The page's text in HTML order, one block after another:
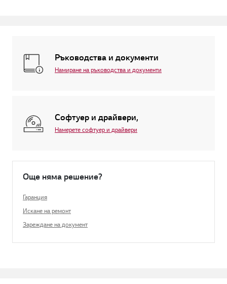
Ръководства и документи
Намиране на ръководства и документи
Софтуер и драйвери,
Намерете софтуер и драйвери
Още няма решение?
Гаранция
Искане на ремонт
Зареждане на документ